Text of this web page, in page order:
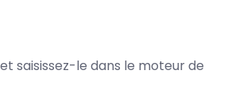
saisissez-le dans le moteur de